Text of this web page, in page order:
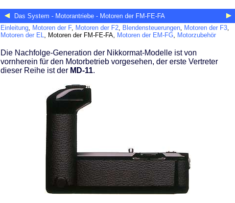
Das System - Motorantriebe - Motoren der FM-FE-FA
Einleitung, Motoren der F, Motoren der F2, Blendensteuerungen, Motoren der F3,
Motoren der EL, Motoren der FM-FE-FA, Motoren der EM-FG, Motorzubehör
Die Nachfolge-Generation der Nikkormat-Modelle ist von
vornherein für den Motorbetrieb vorgesehen, der erste Vertreter
dieser Reihe ist der MD-11.